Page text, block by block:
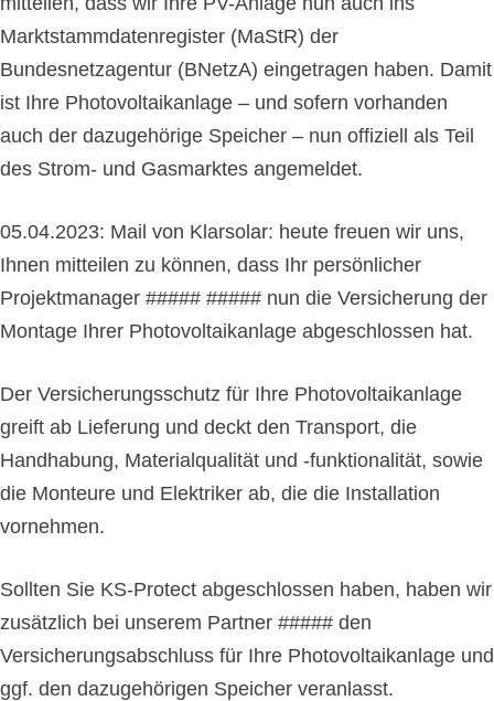
Marktstammdatenregister (MaStR) der
Bundesnetzagentur (BNetzA) eingetragen haben. Damit
ist Ihre Photovoltaikanlage – und sofern vorhanden
auch der dazugehörige Speicher – nun offiziell als Teil
des Strom- und Gasmarktes angemeldet.
05.04.2023: Mail von Klarsolar: heute freuen wir uns,
Ihnen mitteilen zu können, dass Ihr persönlicher
Projektmanager ##### ##### nun die Versicherung der
Montage Ihrer Photovoltaikanlage abgeschlossen hat.
Der Versicherungsschutz für Ihre Photovoltaikanlage
greift ab Lieferung und deckt den Transport, die
Handhabung, Materialqualität und -funktionalität, sowie
die Monteure und Elektriker ab, die die Installation
vornehmen.
Sollten Sie KS-Protect abgeschlossen haben, haben wir
zusätzlich bei unserem Partner ##### den
Versicherungsabschluss für Ihre Photovoltaikanlage und
ggf. den dazugehörigen Speicher veranlasst.